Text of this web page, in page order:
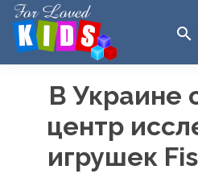
search
В Украине
центр
игрушек